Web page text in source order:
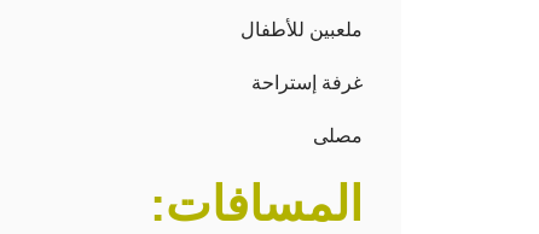
ملعبين للأطفال
غرفة إستراحة
مصلى
المسافات: